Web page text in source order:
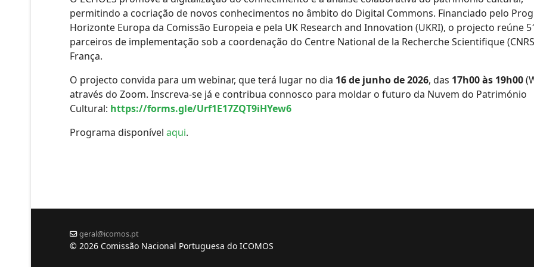
permitindo a cocriação de novos conhecimentos no âmbito do Digital Commons. Financiado pelo
Horizonte Europa da Comissão Europeia e pela UK Research and Innovation (UKRI), o projecto reúne
parceiros de implementação sob a coordenação do Centre National de la Recherche Scientifique
França.
O projecto convida para um webinar, que terá lugar no dia 16 de junho de 2026, das 17h00 às 19h00
através do Zoom. Inscreva-se já e contribua connosco para moldar o futuro da Nuvem do Património
Cultural: https://forms.gle/Urf1E17ZQT9iHYew6
Programa disponível aqui.
geral@icomos.pt
© 2026 Comissão Nacional Portuguesa do ICOMOS